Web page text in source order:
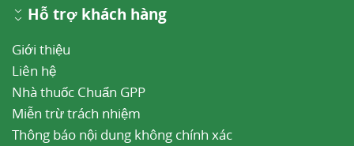
Hỗ trợ khách hàng
Giới thiệu
Liên hệ
Nhà thuốc Chuẩn GPP
Miễn trừ trách nhiệm
Thông báo nội dung không chính xác